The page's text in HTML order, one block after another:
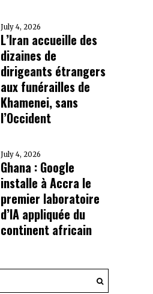
July 4, 2026
L’Iran accueille des
dizaines de
dirigeants étrangers
aux funérailles de
Khamenei, sans
l’Occident
July 4, 2026
Ghana : Google
installe à Accra le
premier laboratoire
d’IA appliquée du
continent africain